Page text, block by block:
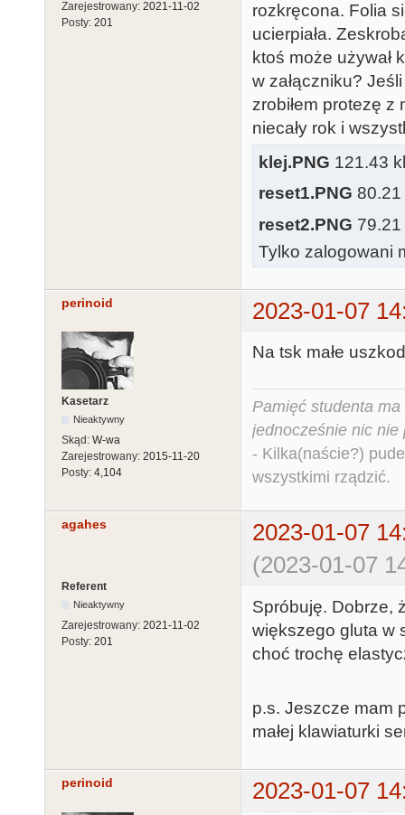
Zarejestrowany: 2021-11-02
Posty: 201
rozkręcona. Folia
ucierpiała.
ktoś może używał
w załączniku?
zrobiłem protezę z
niecały rok i
klej.PNG 121.43
reset1.PNG 80.21
reset2.PNG
Tylko zalogowani
perinoid 2023-01-07
Kasetarz
Nieaktywny
Skąd: W-wa
Zarejestrowany: 2015-11-20
Posty: 4,104
Na tsk małe
Pamięć studenta
jednocześnie nic nie
- Kilka(naście?)
wszystkimi rządzić.
agahes
2023-01-07
(2023-01-07
Referent
Nieaktywny
Zarejestrowany: 2021-11-02
Posty: 201
Spróbuję. Dobrze,
większego gluta w
choć trochę
p.s. Jeszcze mam
małej klawiaturki
perinoid 2023-01-07